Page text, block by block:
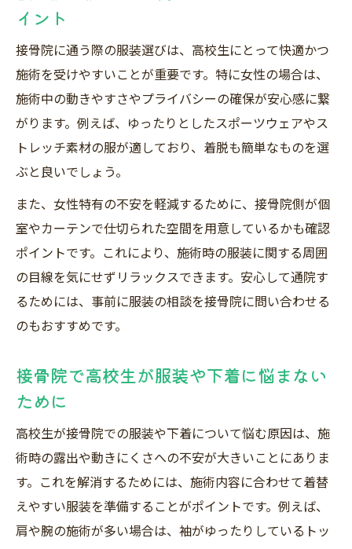
イント
接骨院に通う際の服装選びは、高校生にとって快適かつ
施術を受けやすいことが重要です。特に女性の場合は、
施術中の動きやすさやプライバシーの確保が安心感に繋
がります。例えば、ゆったりとしたスポーツウェアやス
トレッチ素材の服が適しており、着脱も簡単なものを選
ぶと良いでしょう。
また、女性特有の不安を軽減するために、接骨院側が個
室やカーテンで仕切られた空間を用意しているかも確認
ポイントです。これにより、施術時の服装に関する周囲
の目線を気にせずリラックスできます。安心して通院す
るためには、事前に服装の相談を接骨院に問い合わせる
のもおすすめです。
接骨院で高校生が服装や下着に悩まない
ために
高校生が接骨院での服装や下着について悩む原因は、施
術時の露出や動きにくさへの不安が大きいことにありま
す。これを解消するためには、施術内容に合わせて着替
えやすい服装を準備することがポイントです。例えば、
肩や腕の施術が多い場合は、袖がゆったりしているトッ